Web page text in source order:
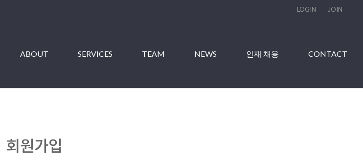
LOGIN JOIN
ABOUT SERVICES TEAM NEWS 인재 채용 CONTACT
회원가입